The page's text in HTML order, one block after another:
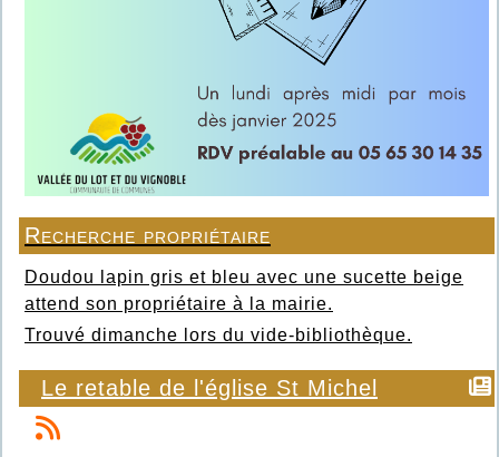
Recherche propriétaire
Doudou lapin gris et bleu avec une sucette beige
attend son propriétaire à la mairie.
Trouvé dimanche lors du vide-bibliothèque.
Le retable de l'église St Michel